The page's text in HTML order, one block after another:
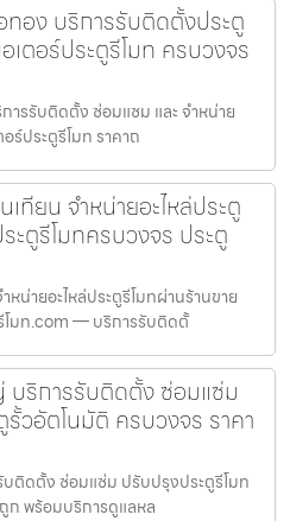
อง บริการรับติดตั้งประตู
ตอร์ประตูรีโมท ครบวงจร
รรับติดตั้ง ซ่อมแซม และ จำหน่าย
ร์ประตูรีโมท ราคาถ
ทียน จำหน่ายอะไหล่ประตู
ะตูรีโมทครบวงจร ประตู
น่ายอะไหล่ประตูรีโมทผ่านร้านขาย
โมท.com — บริการรับติดตั้
บริการรับติดตั้ง ซ่อมแซ่ม
วอัตโนมัติ ครบวงจร ราคา
ติดตั้ง ซ่อมแซ่ม ปรับปรุงประตูรีโมท
ก พร้อมบริการดูแลหล